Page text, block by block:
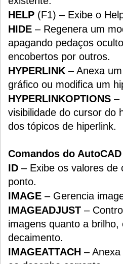
HELP (F1) – Exibe o
HIDE – Regenera um
apagando pedaços
encobertos por outros.
HYPERLINK – Anexa
gráfico ou modifica um
HYPERLINKOPTIONS –
visibilidade do cursor do
dos tópicos de hiperlink.
Comandos do
ID – Exibe os valores de
ponto.
IMAGE – Gerencia
IMAGEADJUST –
imagens quanto a brilho,
decaimento.
IMAGEATTACH –